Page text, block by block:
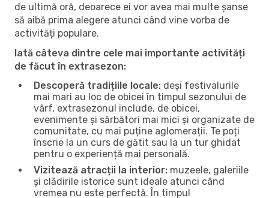
de ultimă oră, deoarece ei vor avea mai multe șanse
să aibă prima alegere atunci când vine vorba de
activități populare.
Iată câteva dintre cele mai importante activități
de făcut în extrasezon:
Descoperă tradițiile locale: deși festivalurile
mai mari au loc de obicei în timpul sezonului de
vârf, extrasezonul include, de obicei,
evenimente și sărbători mai mici și organizate de
comunitate, cu mai puține aglomerații. Te poți
înscrie la un curs de gătit sau la un tur ghidat
pentru o experiență mai personală.
Vizitează atracții la interior: muzeele, galeriile
și clădirile istorice sunt ideale atunci când
vremea nu este perfectă. În timpul